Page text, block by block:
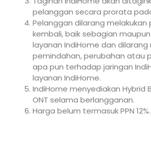
pelanggan secara prorata
Pelanggan dilarang melakukan
kembali, baik sebagian
layanan IndiHome dan dilarang
pemindahan, perubahan atau
apa pun terhadap jaringan
layanan IndiHome.
IndiHome menyediakan Hybrid
ONT selama berlangganan.
Harga belum termasuk PPN 12%.